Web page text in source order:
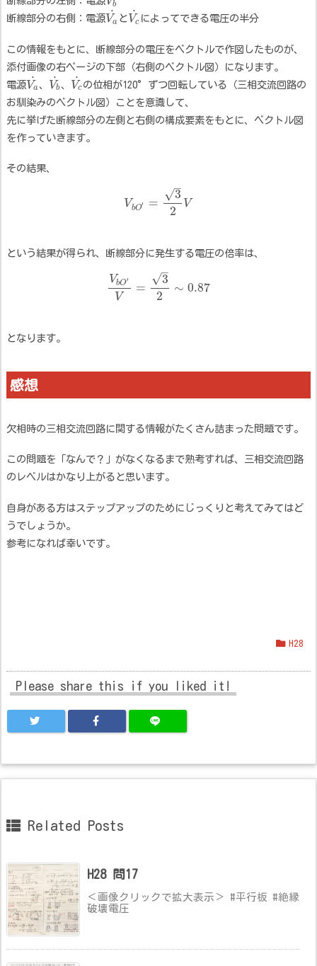
b
断線部分の右側：電源Va
˙ と Vc
˙ によってできる電圧の半分
この情報をもとに、断線部分の電圧をベクトルで作図したものが、
添付画像の右ページの下部（右側のベクトル図）になります。
電源Va
˙ 、 Vb
˙ 、 Vc
˙ の位相が120°ずつ回転している（三相交流回路の
お馴染みのベクトル図）ことを意識して、
先に挙げた断線部分の左側と右側の構成要素をもとに、ベクトル図
を作っていきます。
その結果、
VbO′ =
3
–
√
2
V
という結果が得られ、断線部分に発生する電圧の倍率は、
VbO′
V
=
3
–
√
2
∼ 0.87
となります。
感想
欠相時の三相交流回路に関する情報がたくさん詰まった問題です。
この問題を「なんで？」がなくなるまで熟考すれば、三相交流回路
のレベルはかなり上がると思います。
自身がある方はステップアップのためにじっくりと考えてみてはど
うでしょうか。
参考になれば幸いです。
H28
Please share this if you liked it!
Related Posts
H28 問17
＜画像クリックで拡大表示＞ #平行板 #絶縁
破壊電圧